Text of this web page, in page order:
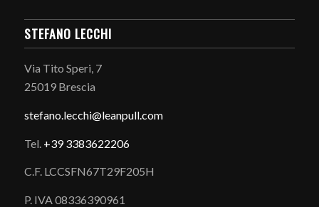
STEFANO LECCHI
Via Tito Speri, 7
25019 Brescia
stefano.lecchi@leanpull.com
Tel. +39 3383622206
C.F. LCCSFN67T29F205H
P. IVA 08336390961